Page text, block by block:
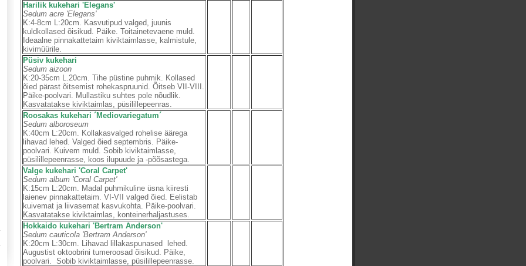
Harilik kukehari 'Elegans'
Sedum acre 'Elegans'
K:4-8cm L:20cm. Kasvutipud valged, juunis
kuldkollased õisikud. Päike. Toitainetevaene muld.
Ideaalne pinnakattetaim kiviktaimlasse, kalmistule,
kivimüürile.
Püsiv kukehari
Sedum aizoon
K:20-35cm L.20cm. Tihe püstine puhmik. Kollased
õied pärast õitsemist rohekaspruunid. Õitseb VII-VIII.
Päike-poolvari. Mullastiku suhtes pole nõudlik.
Kasvatatakse kiviktaimlas, püsilillepeenras.
Roosakas kukehari ´Mediovariegatum´
Sedum alboroseum
K:40cm L:20cm. Kollakasvalged rohelise äärega
lihavad lehed. Valged õied septembris. Päike-
poolvari. Kuivem muld. Sobib kiviktaimlasse,
püsilillepeenrasse, koos ilupuude ja -põõsastega.
Valge kukehari 'Coral Carpet'
Sedum album 'Coral Carpet'
K:15cm L:20cm. Madal puhmikuline üsna kiiresti
laienev pinnakattetaim. VI-VII valged õied. Eelistab
kuivemat ja liivasemat kasvukohta. Päike-poolvari.
Kasvatatakse kiviktaimlas, konteinerhaljastuses.
Hokkaido kukehari 'Bertram Anderson'
Sedum cauticola 'Bertram Anderson'
K:20cm L:30cm. Lihavad lillakaspunased lehed.
Augustist oktoobrini tumeroosad õisikud. Päike,
poolvari. Sobib kiviktaimlasse, püsilillepeenrasse.